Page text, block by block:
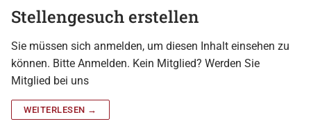
Stellengesuch erstellen
Sie müssen sich anmelden, um diesen Inhalt einsehen zu
können. Bitte Anmelden. Kein Mitglied? Werden Sie
Mitglied bei uns
WEITERLESEN →